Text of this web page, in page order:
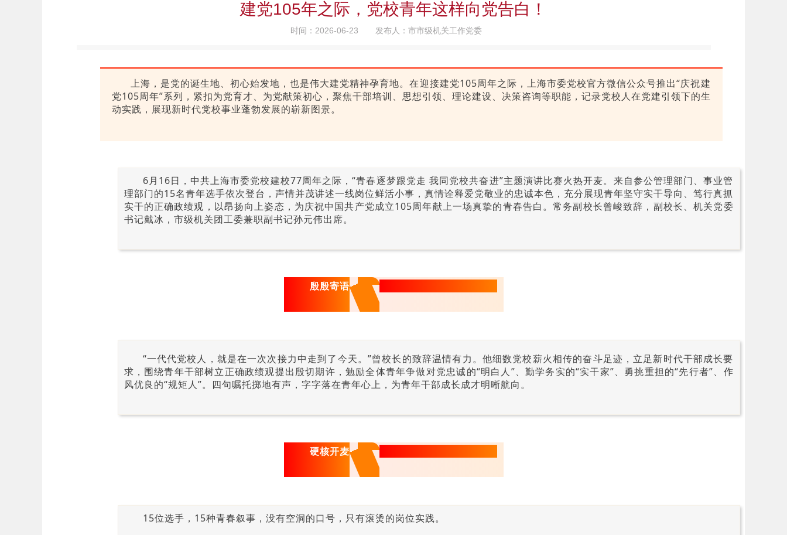
建党105年之际，党校青年这样向党告白！
时间：2026-06-23 发布人：市市级机关工作党委
上海，是党的诞生地、初心始发地，也是伟大建党精神孕育地。在迎接建党105周年之际，上海市委党校官方微信公众号推出“庆祝建
党105周年”系列，紧扣为党育才、为党献策初心，聚焦干部培训、思想引领、理论建设、决策咨询等职能，记录党校人在党建引领下的生
动实践，展现新时代党校事业蓬勃发展的崭新图景。
6月16日，中共上海市委党校建校77周年之际，“青春逐梦跟党走 我同党校共奋进”主题演讲比赛火热开麦。来自参公管理部门、事业管
理部门的15名青年选手依次登台，声情并茂讲述一线岗位鲜活小事，真情诠释爱党敬业的忠诚本色，充分展现青年坚守实干导向、笃行真抓
实干的正确政绩观，以昂扬向上姿态，为庆祝中国共产党成立105周年献上一场真挚的青春告白。常务副校长曾峻致辞，副校长、机关党委
书记戴冰，市级机关团工委兼职副书记孙元伟出席。
殷殷寄语
“一代代党校人，就是在一次次接力中走到了今天。”曾校长的致辞温情有力。他细数党校薪火相传的奋斗足迹，立足新时代干部成长要
求，围绕青年干部树立正确政绩观提出殷切期许，勉励全体青年争做对党忠诚的“明白人”、勤学务实的“实干家”、勇挑重担的“先行者”、作
风优良的“规矩人”。四句嘱托掷地有声，字字落在青年心上，为青年干部成长成才明晰航向。
硬核开麦
15位选手，15种青春叙事，没有空洞的口号，只有滚烫的岗位实践。